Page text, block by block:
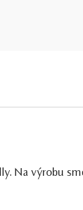
Na výrobu